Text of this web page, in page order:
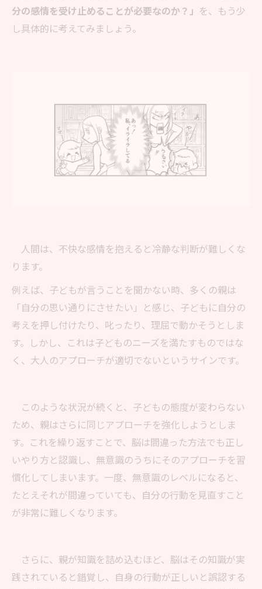
分の感情を受け止めることが必要なのか？」
を、もう少
し具体的に考えてみましょう。
人間は、不快な感情を抱えると冷静な判断が難しくな
ります。
例えば、子どもが言うことを聞かない時、多くの親は
「自分の思い通りにさせたい」と感じ、子どもに自分の
考えを押し付けたり、叱ったり、理屈で動かそうとしま
す。しかし、これは子どものニーズを満たすものではな
く、大人のアプローチが適切でないというサインです。
このような状況が続くと、子どもの態度が変わらない
ため、親はさらに同じアプローチを強化しようとしま
す。これを繰り返すことで、脳は間違った方法でも正し
いやり方と認識し、無意識のうちにそのアプローチを習
慣化してしまいます。一度、無意識のレベルになると、
たとえそれが間違っていても、自分の行動を見直すこと
が非常に難しくなります。
さらに、親が知識を詰め込むほど、脳はその知識が実
践されていると錯覚し、自身の行動が正しいと誤認する